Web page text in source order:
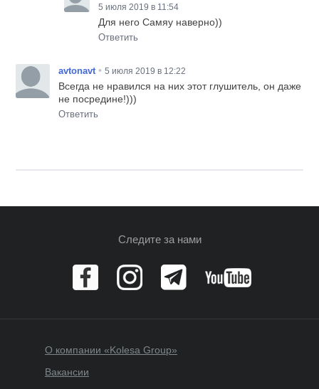
5 июля 2019 в 11:54
Для него Самяу наверно))
Ответить
avtonavt • 5 июля 2019 в 12:22
Всегда не нравился на них этот глушитель, он даже
не посредине!)))
Ответить
Следите за нами
О компании «Kolesa Group»
Вакансии